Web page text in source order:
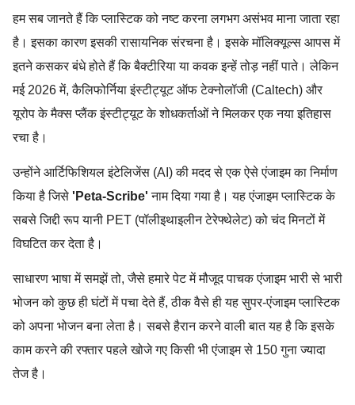
हम सब जानते हैं कि प्लास्टिक को नष्ट करना लगभग असंभव माना जाता रहा
है। इसका कारण इसकी रासायनिक संरचना है। इसके मॉलिक्यूल्स आपस में
इतने कसकर बंधे होते हैं कि बैक्टीरिया या कवक इन्हें तोड़ नहीं पाते। लेकिन
मई 2026 में, कैलिफोर्निया इंस्टीट्यूट ऑफ टेक्नोलॉजी (Caltech) और
यूरोप के मैक्स प्लैंक इंस्टीट्यूट के शोधकर्ताओं ने मिलकर एक नया इतिहास
रचा है।
उन्होंने आर्टिफिशियल इंटेलिजेंस (AI) की मदद से एक ऐसे एंजाइम का निर्माण
किया है जिसे 'Peta-Scribe' नाम दिया गया है। यह एंजाइम प्लास्टिक के
सबसे जिद्दी रूप यानी PET (पॉलीइथाइलीन टेरेफ्थेलेट) को चंद मिनटों में
विघटित कर देता है।
साधारण भाषा में समझें तो, जैसे हमारे पेट में मौजूद पाचक एंजाइम भारी से भारी
भोजन को कुछ ही घंटों में पचा देते हैं, ठीक वैसे ही यह सुपर-एंजाइम प्लास्टिक
को अपना भोजन बना लेता है। सबसे हैरान करने वाली बात यह है कि इसके
काम करने की रफ्तार पहले खोजे गए किसी भी एंजाइम से 150 गुना ज्यादा
तेज है।